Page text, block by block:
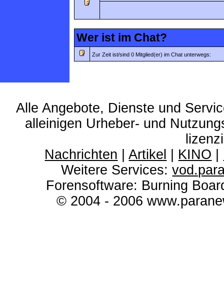
Wer ist im Chat?
Zur Zeit ist/sind 0 Mitglied(er) im Chat unterwegs:
Alle Angebote, Dienste und
alleinigen Urheber- und
Nachrichten |Artikel KINO
Weitere Services:
Forensoftware: Burning
© 2004 - 2006